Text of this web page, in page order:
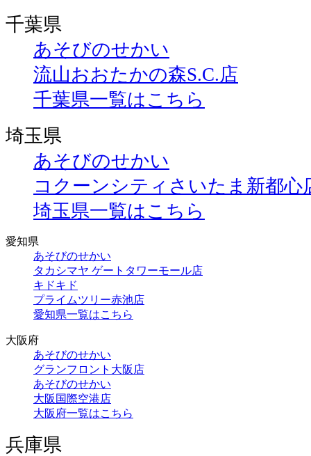
千葉県
あそびのせかい
流山おおたかの森S.C.店
千葉県一覧はこちら
埼玉県
あそびのせかい
コクーンシティさいたま新都心
埼玉県一覧はこちら
愛知県
あそびのせかい
タカシマヤ ゲートタワーモール店
キドキド
プライムツリー赤池店
愛知県一覧はこちら
大阪府
あそびのせかい
グランフロント大阪店
あそびのせかい
大阪国際空港店
大阪府一覧はこちら
兵庫県